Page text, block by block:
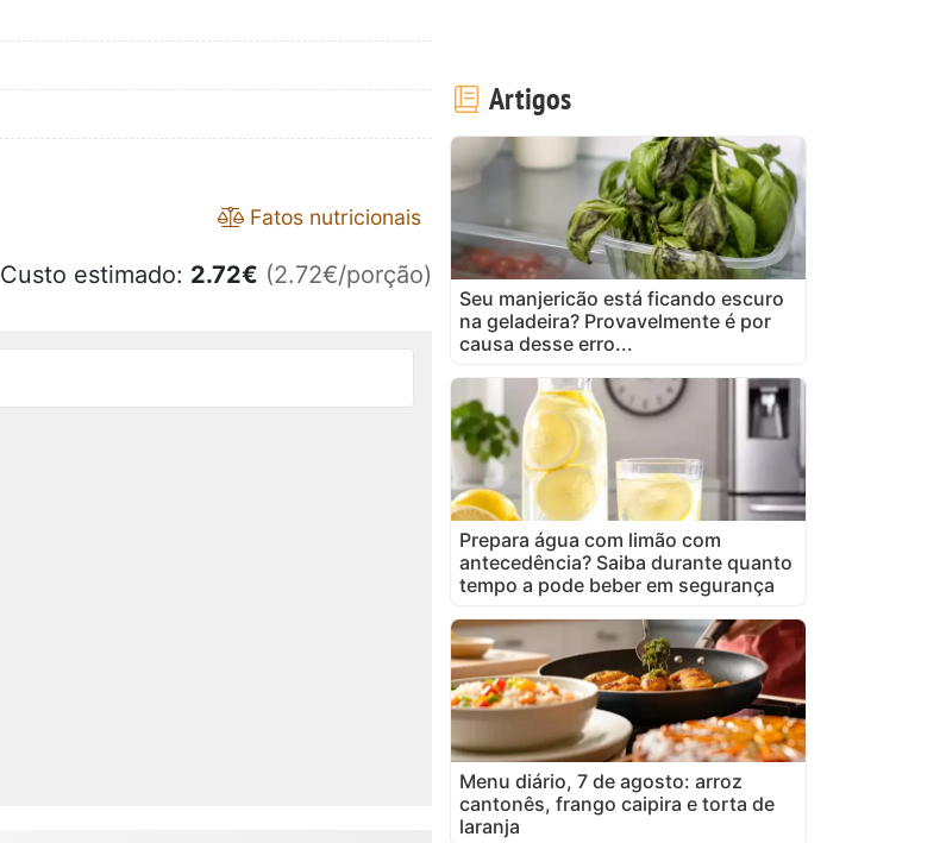
Fatos nutricionais
Custo estimado: 2.72€ (2.72€/porção)
Artigos
Seu manjericão está ficando escuro
na geladeira? Provavelmente é por
causa desse erro...
Prepara água com limão com
antecedência? Saiba durante quanto
tempo a pode beber em segurança
Menu diário, 7 de agosto: arroz
cantonês, frango caipira e torta de
laranja